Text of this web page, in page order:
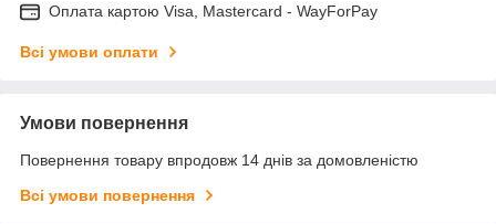
Оплата картою Visa, Mastercard - WayForPay
Всі умови оплати
Умови повернення
Повернення товару впродовж 14 днів за домовленістю
Всі умови повернення